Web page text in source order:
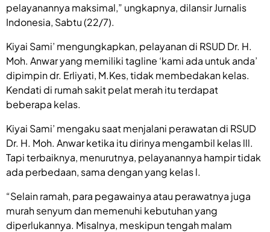
pelayanannya maksimal,” ungkapnya, dilansir Jurnalis
Indonesia, Sabtu (22/7).
Kiyai Sami’ mengungkapkan, pelayanan di RSUD Dr. H.
Moh. Anwar yang memiliki tagline ‘kami ada untuk anda’
dipimpin dr. Erliyati, M.Kes, tidak membedakan kelas.
Kendati di rumah sakit pelat merah itu terdapat
beberapa kelas.
Kiyai Sami’ mengaku saat menjalani perawatan di RSUD
Dr. H. Moh. Anwar ketika itu dirinya mengambil kelas lll.
Tapi terbaiknya, menurutnya, pelayanannya hampir tidak
ada perbedaan, sama dengan yang kelas l.
“Selain ramah, para pegawainya atau perawatnya juga
murah senyum dan memenuhi kebutuhan yang
diperlukannya. Misalnya, meskipun tengah malam